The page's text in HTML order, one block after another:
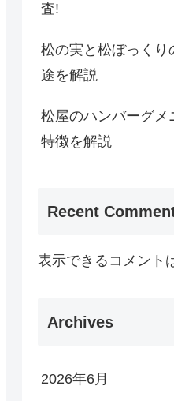
査!
松の実と松ぼっくり
途を解説
松屋のハンバーグメ
特徴を解説
Recent
表示できるコメント
Archives
2026年6月